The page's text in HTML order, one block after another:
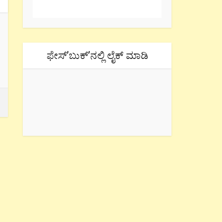
ಫೇಸ್’ಬುಕ್’ನಲ್ಲಿ ಲೈಕ್ ಮಾಡಿ